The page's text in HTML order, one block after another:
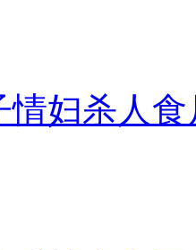
情妇杀人食